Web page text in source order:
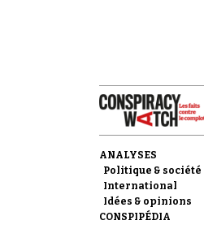
ANALYSES
Politique & société
International
Idées & opinions
CONSPIPÉDIA